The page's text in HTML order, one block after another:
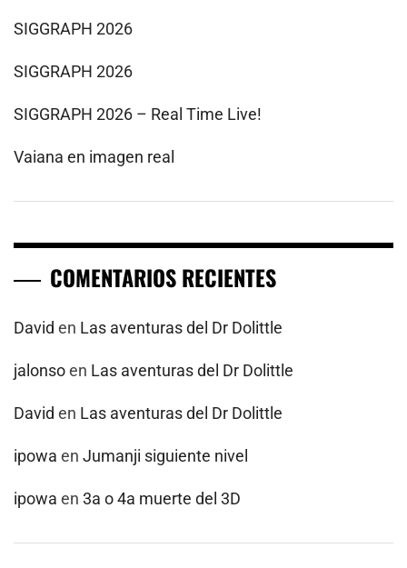
SIGGRAPH 2026
SIGGRAPH 2026
SIGGRAPH 2026 – Real Time Live!
Vaiana en imagen real
COMENTARIOS RECIENTES
David en Las aventuras del Dr Dolittle
jalonsoen Las aventuras del Dr Dolittle
David en Las aventuras del Dr Dolittle
ipowa en Jumanji siguiente nivel
ipowa en 3a o 4a muerte del 3D